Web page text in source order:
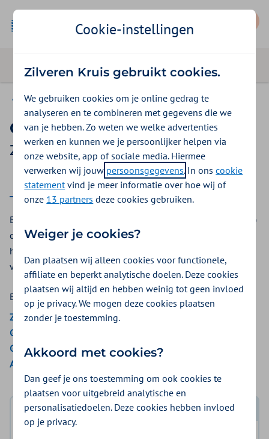
Basis Start
Camouflagelessen
Zilveren Kruis vergoeding 2026
2026
Bij camouflagetherapie leert u hoe u littekens en vlekken op
de huid minder zichtbaar maakt. Bij Zilveren Kruis kunt u
hiervoor een vergoeding krijgen vanuit de aanvullende
verzekering.
Bekijk de vergoedingen van:
ZieZo
Gemeenten Optimaal
Gemeente Amsterdam
Aon Vitaal
Log in met DigiD
Cookie-instellingen
Zilveren Kruis gebruikt cookies.
We gebruiken cookies om je online gedrag te
analyseren en te combineren met gegevens die we
van je hebben. Zo weten we welke advertenties
werken en kunnen we je persoonlijker helpen via
onze website, app of sociale media. Hiermee
verwerken wij jouw persoonsgegevens. In onscookie
statementvind je meer informatie over hoe wij of
onze 13 partners deze cookies gebruiken.
Weiger je cookies?
Dan plaatsen wij alleen cookies voor functionele,
affiliate en beperkt analytische doelen. Deze cookies
plaatsen wij altijd en hebben weinig tot geen invloed
op je privacy. We mogen deze cookies plaatsen
zonder je toestemming.
Akkoord met cookies?
Dan geef je ons toestemming om ook cookies te
plaatsen voor uitgebreid analytische en
personalisatiedoelen. Deze cookies hebben invloed
op je privacy.